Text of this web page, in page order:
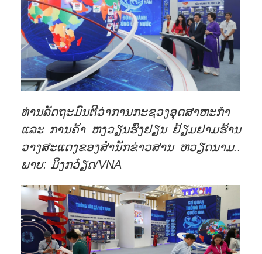
ທ່ານ​ລັດຖະມົນຕີ​ວ່າການ​ກະຊວງ​ອຸດສາຫະກຳ ​
ແລະ ການ​ຄ້າ ຫງວຽນ​ຮົ່ງຢຽນ ຢ້ຽມຢາມ​ຮ້ານ​
ວາງສະ​ແດງຂອງ​ສຳນັກ​ຂ່າວສານ​ ຫວຽດນາມ..
ພາບ: ມິງກວ໋ຽດ/VNA